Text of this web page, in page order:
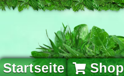
Startseite Shop